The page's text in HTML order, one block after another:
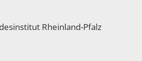
Rheinland-Pfalz